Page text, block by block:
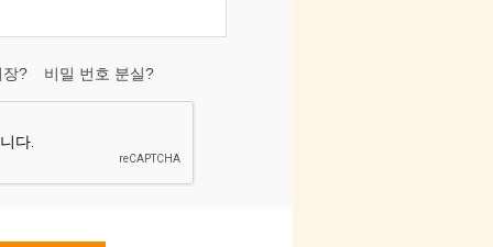
장? 비밀 번호 분실?